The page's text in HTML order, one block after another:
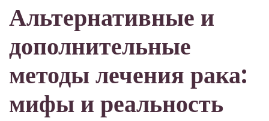
Альтернативные и
дополнительные
методы лечения рака:
мифы и реальность